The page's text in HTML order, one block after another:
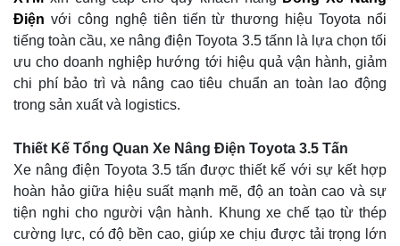
Điện với công nghệ tiên tiến từ thương hiệu Toyota nổi
tiếng toàn cầu, xe nâng điện Toyota 3.5 tấnn là lựa chọn tối
ưu cho doanh nghiệp hướng tới hiệu quả vận hành, giảm
chi phí bảo trì và nâng cao tiêu chuẩn an toàn lao động
trong sản xuất và logistics.
Thiết Kế Tổng Quan Xe Nâng Điện Toyota 3.5 Tấn
Xe nâng điện Toyota 3.5 tấn được thiết kế với sự kết hợp
hoàn hảo giữa hiệu suất mạnh mẽ, độ an toàn cao và sự
tiện nghi cho người vận hành. Khung xe chế tạo từ thép
cường lực, có độ bền cao, giúp xe chịu được tải trọng lớn